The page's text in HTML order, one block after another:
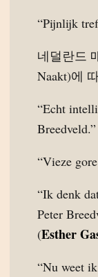
“Pijnlijk
네덜란드
Naakt)에
“Echt
“Vieze
“Ik denk
Peter
(Esther
“Nu weet